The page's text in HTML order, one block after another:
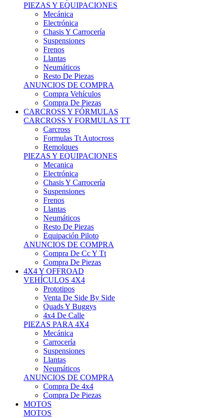
Mecánica
Electrónica
Chasis Y Carrocería
Suspensiones
Frenos
Llantas
Neumáticos
Resto De Piezas
ANUNCIOS DE COMPRA
Compra Vehículos
Compra De Piezas
CARCROSS Y FÓRMULAS
CARCROSS Y FORMULAS TT
Carcross
Formulas Tt Autocross
Remolques
PIEZAS Y EQUIPACIONES
Mecanica
Electrónica
Chasis Y Carrocería
Suspensiones
Frenos
Llantas
Neumáticos
Resto De Piezas
Equipación Piloto
ANUNCIOS DE COMPRA
Compra De Cc Y Tt
Compra De Piezas
4X4 Y OFFROAD
VEHÍCULOS 4X4
Prototipos
Venta De Side By Side
Quads Y Buggys
4x4 De Calle
PIEZAS PARA 4X4
Mecánica
Carrocería
Suspensiones
Llantas
Neumáticos
ANUNCIOS DE COMPRA
Compra De 4x4
Compra De Piezas
MOTOS
MOTOS
Motos De Circuito